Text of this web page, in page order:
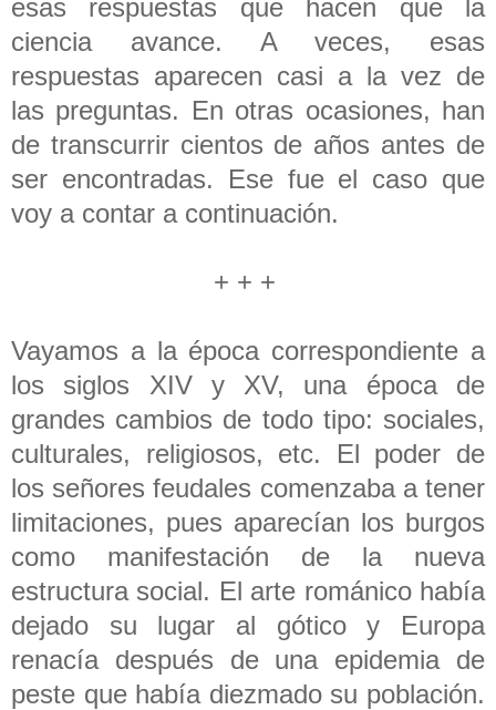
esas respuestas que hacen que la
ciencia avance. A veces, esas
respuestas aparecen casi a la vez de
las preguntas. En otras ocasiones, han
de transcurrir cientos de años antes de
ser encontradas. Ese fue el caso que
voy a contar a continuación.
+ + +
Vayamos a la época correspondiente a
los siglos XIV y XV, una época de
grandes cambios de todo tipo: sociales,
culturales, religiosos, etc. El poder de
los señores feudales comenzaba a tener
limitaciones, pues aparecían los burgos
como manifestación de la nueva
estructura social. El arte románico había
dejado su lugar al gótico y Europa
renacía después de una epidemia de
peste que había diezmado su población.